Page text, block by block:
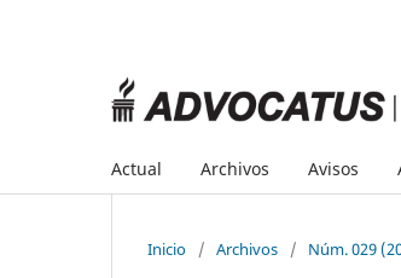
Actual Archivos Avisos
Inicio / Archivos / Núm. 029